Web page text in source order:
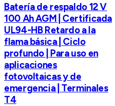
Batería de respaldo 12 V
100 Ah AGM | Certificada
UL94-HB Retardo a la
flama básica | Ciclo
profundo | Para uso en
aplicaciones
fotovoltaicas y de
emergencia | Terminales
T4